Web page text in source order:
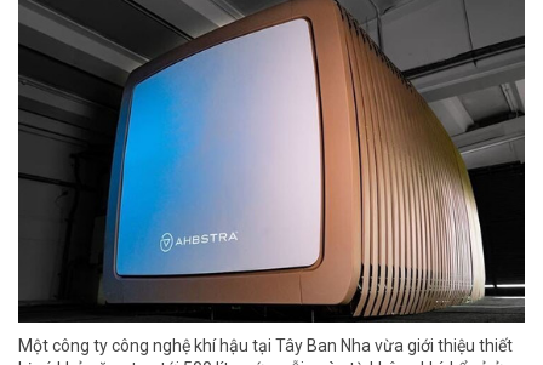
Một công ty công nghệ khí hậu tại Tây Ban Nha vừa giới thiệu thiết